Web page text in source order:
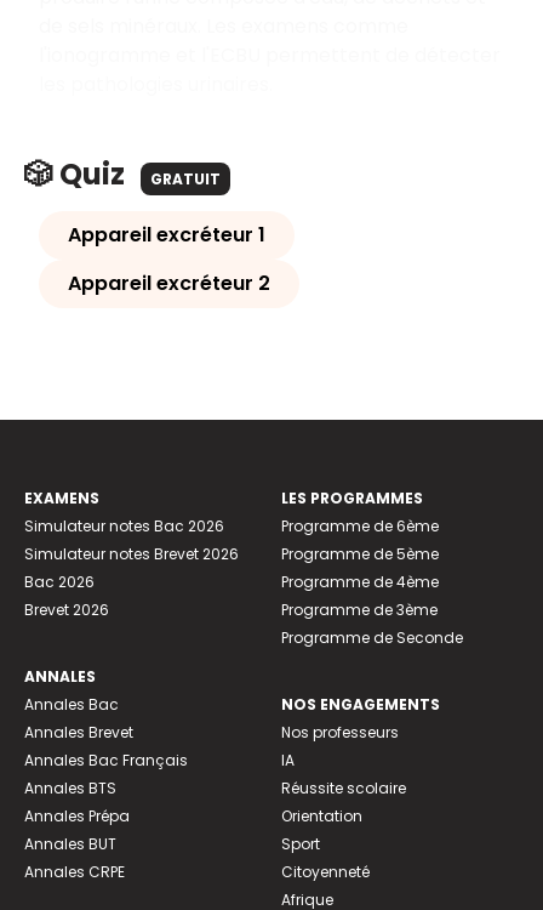
🎲 Quiz GRATUIT
Appareil excréteur 1
Appareil excréteur 2
EXAMENS
Simulateur notes Bac 2026
Simulateur notes Brevet 2026
Bac 2026
Brevet 2026
ANNALES
Annales Bac
Annales Brevet
Annales Bac Français
Annales BTS
Annales Prépa
Annales BUT
Annales CRPE
LES PROGRAMMES
Programme de 6ème
Programme de 5ème
Programme de 4ème
Programme de 3ème
Programme de Seconde
NOS ENGAGEMENTS
Nos professeurs
IA
Réussite scolaire
Orientation
Sport
Citoyenneté
Afrique